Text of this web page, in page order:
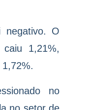
negativo. O
1,21%,
no